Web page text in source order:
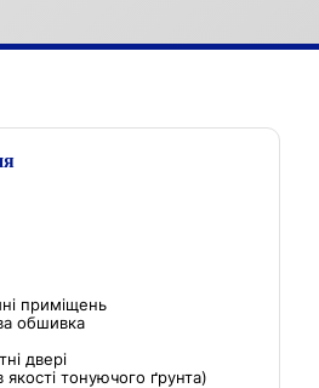
приміщень
обшивка
двері
тонуючого ґрунта)